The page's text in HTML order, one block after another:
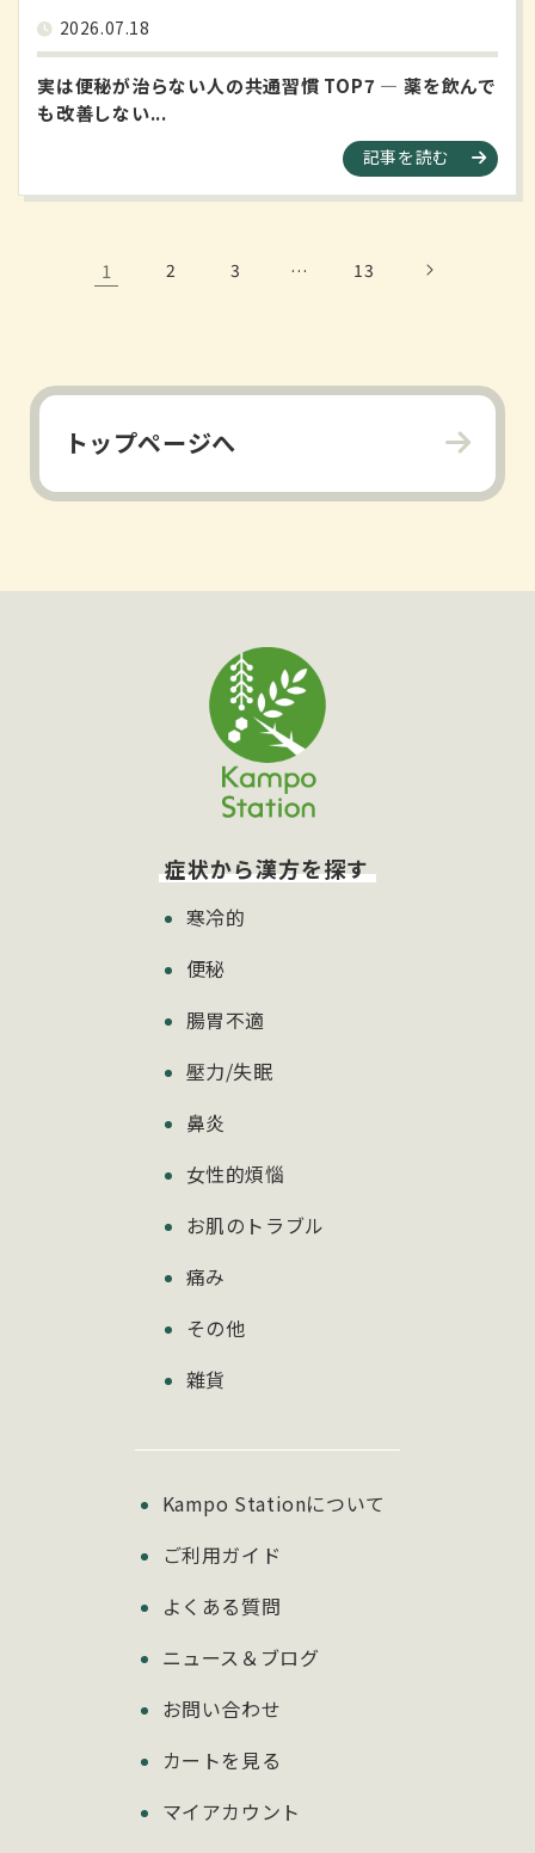
2026.07.18
実は便秘が治らない人の共通習慣 TOP7 ― 薬を飲んで
も改善しない...
記事を読む
1 2 3 … 13
トップページへ
症状から漢方を探す
寒冷的
便秘
腸胃不適
壓力/失眠
鼻炎
女性的煩惱
お肌のトラブル
痛み
その他
雜貨
Kampo Stationについて
ご利用ガイド
よくある質問
ニュース＆ブログ
お問い合わせ
カートを見る
マイアカウント